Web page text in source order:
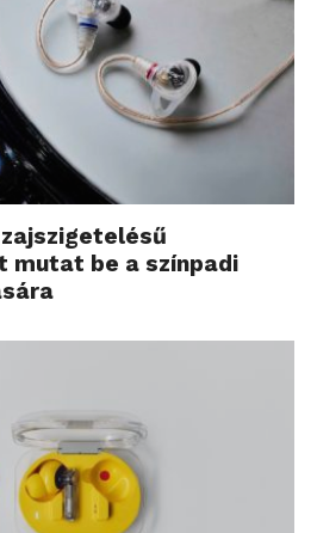
be a színpadi